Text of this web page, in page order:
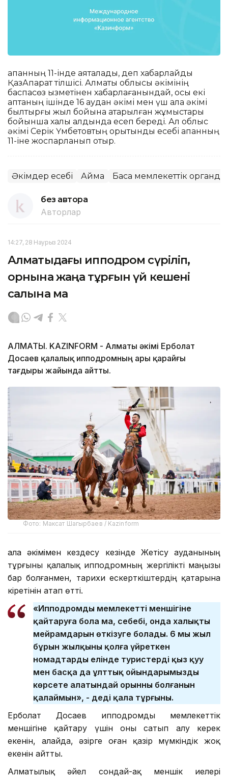
ақпанның 11-інде аяқталады, деп хабарлайды
ҚазАқпарат тілшісі. Алматы облысы әкімінің
баспасөз қызметінен хабарлағанындай, осы екі
аптаның ішінде 16 аудан әкімі мен үш қала әкімі
былтырғы жыл бойына атқарылған жұмыстары
бойынша халық алдында есеп береді. Ал облыс
әкімі Серік Үмбетовтың қорытынды есебі ақпанның
11-іне жоспарланып отыр.
Әкімдер есебі Аймақ Басқа мемлекеттік
без автора
Авторлар
14:27, 28 Наурыз 2024
Алматыдағы ипподром сүріліп,
орнына жаңа тұрғын үй кешені
салына ма
АЛМАТЫ. KAZINFORM - Алматы әкімі Ерболат
Досаев қалалық ипподромның ары қарайғы
тағдыры жайында айтты.
Фото: Максат Шагырбаев / Kazinform
Қала әкімімен кездесу кезінде Жетісу ауданының
тұрғыны қалалық ипподромның жергілікті маңызы
бар болғанмен, тарихи ескерткіштердің қатарына
кіретінін атап өтті.
«Ипподромды мемлекеттің меншігіне
қайтаруға бола ма, себебі, онда халықтың
мейрамдарын өткізуге болады. 6 мың жыл
бұрын жылқыны қолға үйреткен
номадтардың елінде туристерді қыз қуу
мен басқа да ұлттық ойындарымызды
көрсете алатындай орынның болғанын
қалаймын», - деді қала тұрғыны.
Ерболат Досаев ипподромды мемлекеттік
меншігіне қайтару үшін оны сатып алу керек
екенін, алайда, әзірге оған қазір мүмкіндік жоқ
екенін айтты.
Алматылық әйел сондай-ақ меншік иелері